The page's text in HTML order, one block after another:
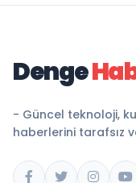
Denge
- Güncel teknoloji,
haberlerini tarafsız